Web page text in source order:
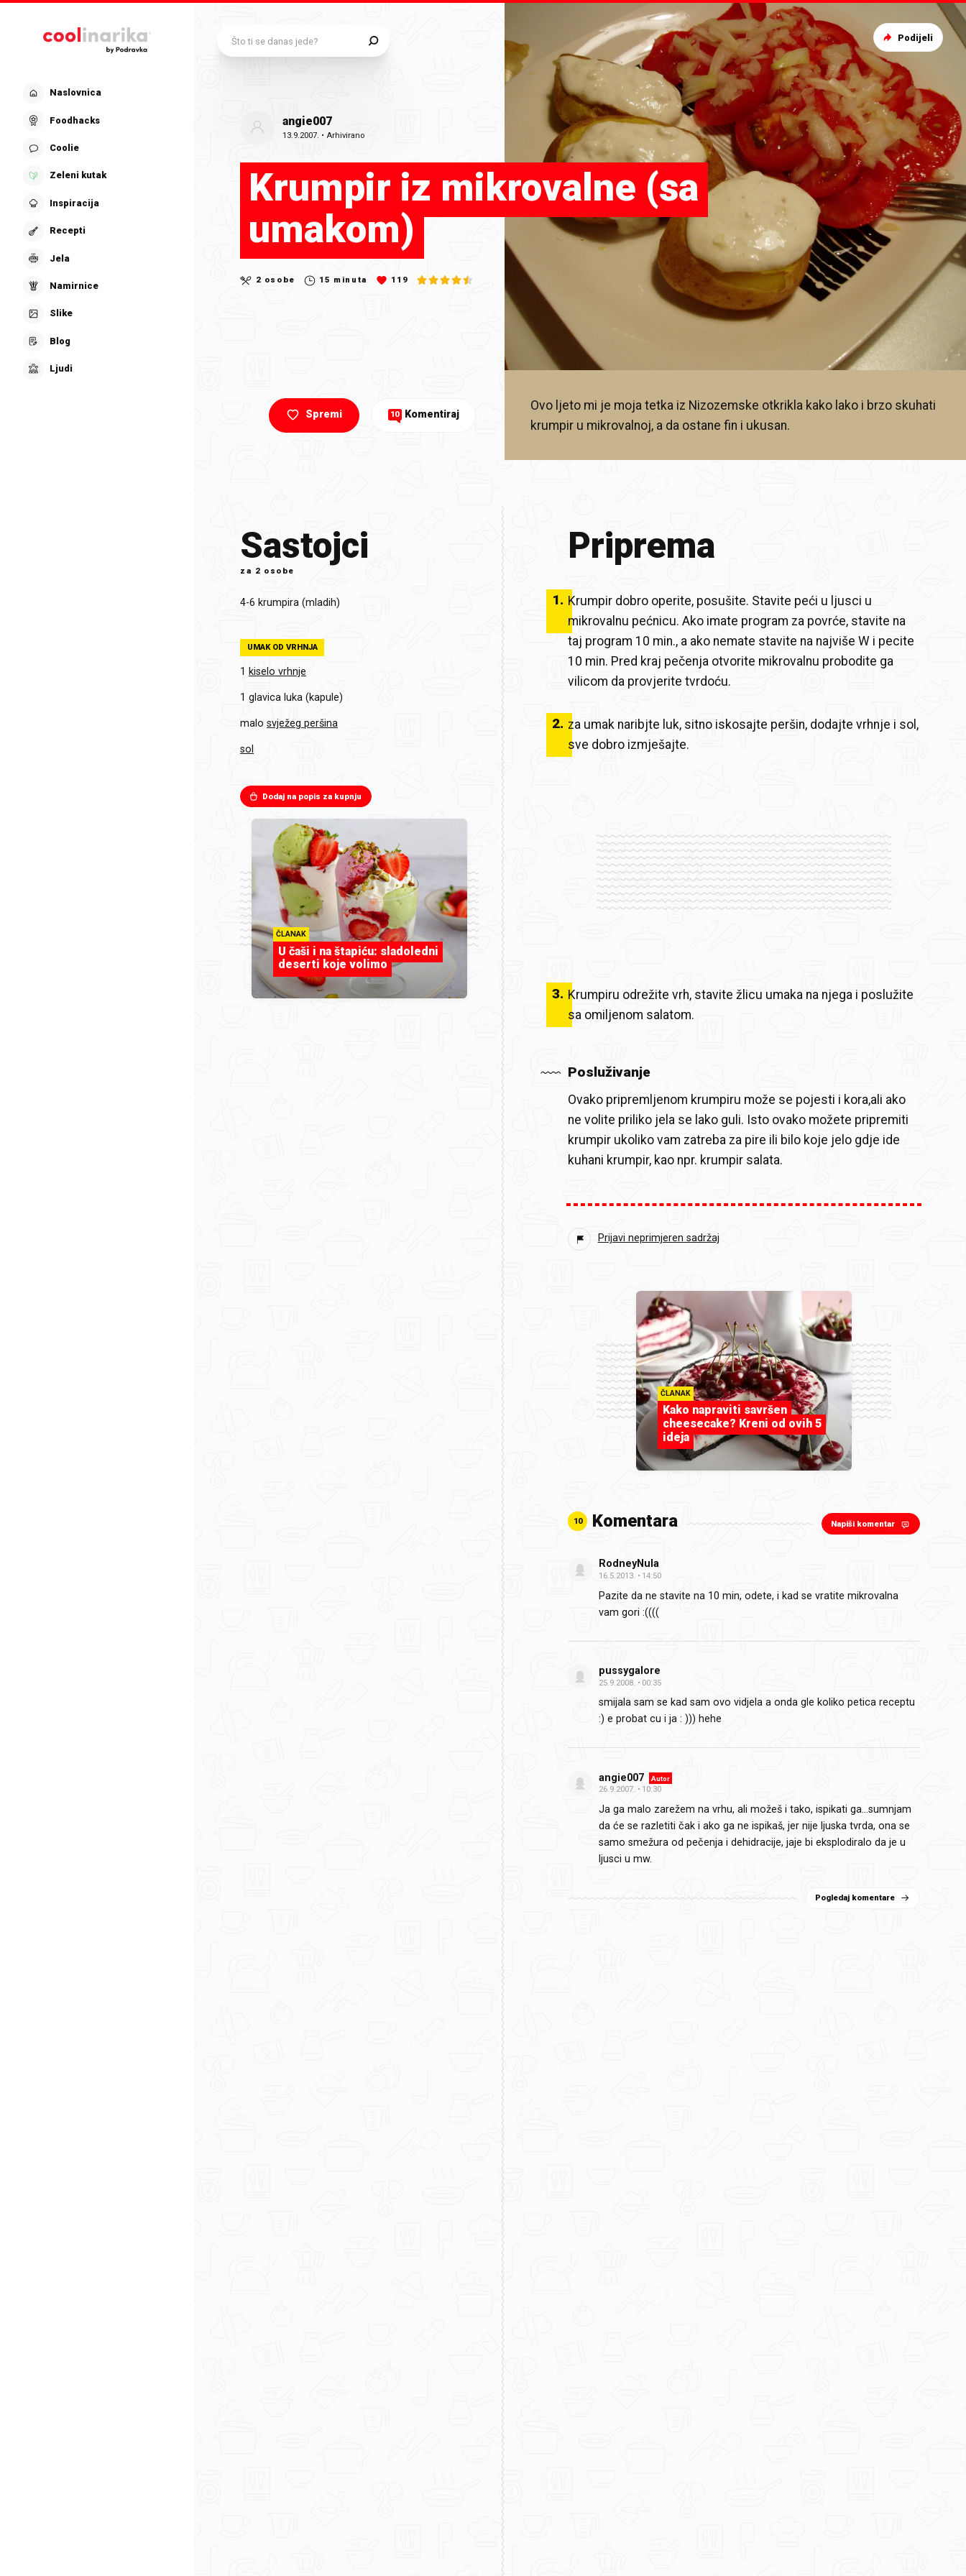
Naslovnica
Foodhacks
Coolie
Zeleni kutak
Inspiracija
Recepti
Jela
Namirnice
Slike
Blog
Ljudi
angie007
13.9.2007. •Arhivirano
Krumpir iz mikrovalne (sa
umakom)
2 osobe 15 minuta 119
Ovo ljeto mi je moja tetka iz Nizozemske otkrikla kako lako i brzo skuhati
krumpir u mikrovalnoj, a da ostane fin i ukusan.
Spremi 10 Komentiraj
Podijeli
Sastojci
za 2 osobe
4-6 krumpira (mladih)
UMAK OD VRHNJA
1 kiselo vrhnje
1 glavica luka (kapule)
malo svježeg peršina
sol
Dodaj na popis za kupnju
ČLANAK
U čaši i na štapiću: sladoledni
deserti koje volimo
Priprema
1. Krumpir dobro operite, posušite. Stavite peći u ljusci u
mikrovalnu pećnicu. Ako imate program za povrće, stavite na
taj program 10 min., a ako nemate stavite na najviše W i pecite
10 min. Pred kraj pečenja otvorite mikrovalnu probodite ga
vilicom da provjerite tvrdoću.
2. za umak naribjte luk, sitno iskosajte peršin, dodajte vrhnje i sol,
sve dobro izmješajte.
3. Krumpiru odrežite vrh, stavite žlicu umaka na njega i poslužite
sa omiljenom salatom.
Posluživanje
Ovako pripremljenom krumpiru može se pojesti i kora,ali ako
ne volite priliko jela se lako guli. Isto ovako možete pripremiti
krumpir ukoliko vam zatreba za pire ili bilo koje jelo gdje ide
kuhani krumpir, kao npr. krumpir salata.
Prijavi neprimjeren sadržaj
ČLANAK
Kako napraviti savršen
cheesecake? Kreni od ovih 5
ideja
10 Komentara Napiši komentar
RodneyNula
16.5.2013. 14:50
Pazite da ne stavite na 10 min, odete, i kad se vratite mikrovalna
vam gori :((((
pussygalore
25.9.2008. 00:35
smijala sam se kad sam ovo vidjela a onda gle koliko petica receptu
:) e probat cu i ja : ))) hehe
angie007 Autor
26.9.2007. 10:30
Ja ga malo zarežem na vrhu, ali možeš i tako, ispikati ga…sumnjam
da će se razletiti čak i ako ga ne ispikaš, jer nije ljuska tvrda, ona se
samo smežura od pečenja i dehidracije, jaje bi eksplodiralo da je u
ljusci u mw.
Pogledaj komentare
Što ti se danas jede?